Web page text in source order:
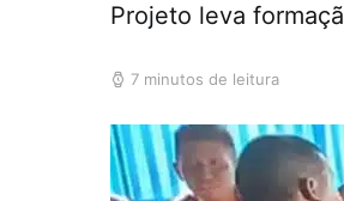
Projeto leva
7 minutos de leitura